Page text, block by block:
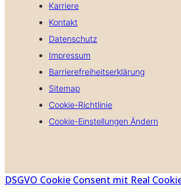
Karriere
Kontakt
Datenschutz
Impressum
Barrierefreiheitserklärung
Sitemap
Cookie-Richtlinie
Cookie-Einstellungen Ändern
DSGVO Cookie Consent mit Real